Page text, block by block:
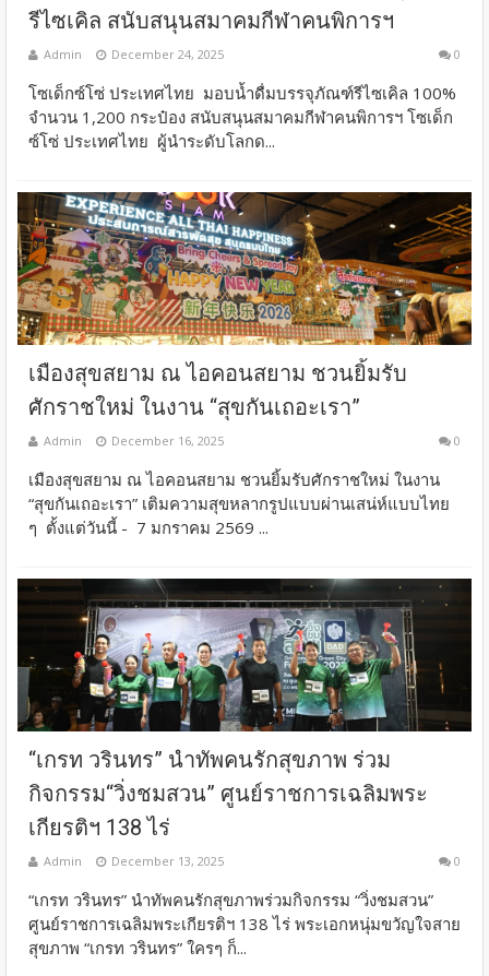
รีไซเคิล​ สนับสนุนสมาคมกีฬาคนพิการฯ
Admin December 24, 2025 0
โซเด็กซ์โซ่ ประเทศไทย มอบน้ำดื่มบรรจุภัณฑ์รีไซเคิล 100%
จำนวน 1,200 กระป๋อง สนับสนุนสมาคมกีฬาคนพิการฯ โซเด็ก
ซ์โซ่ ประเทศไทย ผู้นำระดับโลกด...
เมืองสุขสยาม ณ ไอคอนสยาม ชวนยิ้มรับ
ศักราชใหม่ ในงาน “สุขกันเถอะเรา”
Admin December 16, 2025 0
เมืองสุขสยาม ณ ไอคอนสยาม ชวนยิ้มรับศักราชใหม่ ในงาน
“สุขกันเถอะเรา” เติมความสุขหลากรูปแบบผ่านเสน่ห์แบบไทย
ๆ ตั้งแต่วันนี้ - 7 มกราคม 2569 ...
“เกรท วรินทร” นำทัพคนรักสุขภาพ ร่วม
กิจกรรม“วิ่งชมสวน” ศูนย์ราชการเฉลิมพระ
เกียรติฯ 138 ไร่
Admin December 13, 2025 0
“เกรท วรินทร” นำทัพคนรักสุขภาพร่วมกิจกรรม​ “วิ่งชมสวน”
ศูนย์ราชการเฉลิมพระเกียรติฯ 138 ไร่ พระเอกหนุ่มขวัญใจสาย
สุขภาพ “เกรท วรินทร” ใครๆ ก็...